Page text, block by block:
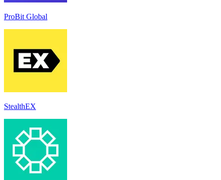
ProBit Global
StealthEX